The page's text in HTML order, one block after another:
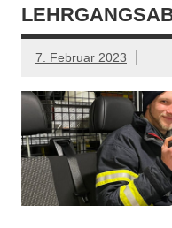
7. Februar 2023